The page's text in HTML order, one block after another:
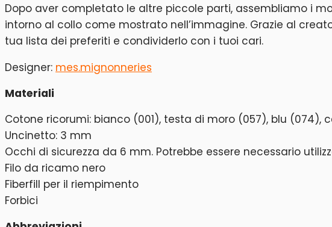
Dopo aver completato le altre piccole parti, assembliamo i
intorno al collo come mostrato nell’immagine. Grazie al
tua lista dei preferiti e condividerlo con i tuoi cari.
Designer: mes.mignonneries
Materiali
Cotone ricorumi: bianco (001), testa di moro (057), blu (074),
Uncinetto: 3 mm
Occhi di sicurezza da 6 mm. Potrebbe essere necessario
Filo da ricamo nero
Fiberfill per il riempimento
Forbici